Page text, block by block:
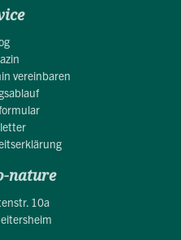
vereinbaren
nature
10a